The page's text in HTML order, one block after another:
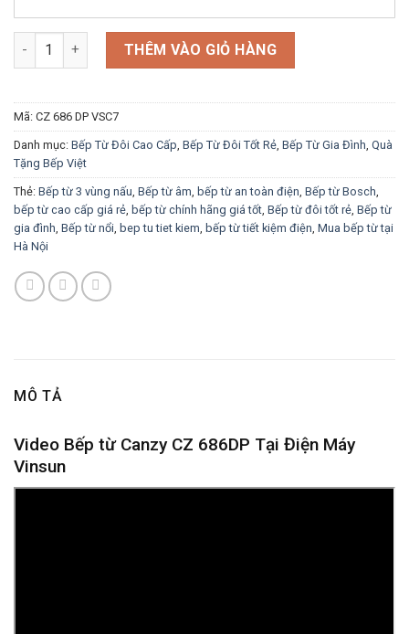
Bếp từ Canzy CZ 686DP Vinsun phân phối số lượng
THÊM VÀO GIỎ HÀNG
Mã: CZ 686 DP VSC7
Danh mục: Bếp Từ Đôi Cao Cấp Bếp Từ Đôi Tốt Rẻ, Bếp Từ Gia Đình Quà
Tặng Bếp Việt
Thẻ: Bếp từ 3 vùng nấu Bếp từ âm bếp từ an toàn điện Bếp từ Bosch
bếp từ cao cấp giá rẻ, bếp từ chính hãng giá tốt, Bếp từ đôi tốt rẻ, Bếp từ
gia đình Bếp từ nổi bep tu tiet kiem bếp từ tiết kiệm điện Mua bếp từ tại
Hà Nội
MÔ TẢ
Video Bếp từ Canzy CZ 686DP Tại Điện Máy
Vinsun